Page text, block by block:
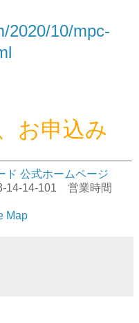
2020/10/mpc-
お申込み
ド 公式ホームページ
14-14-101 営業時間
Map